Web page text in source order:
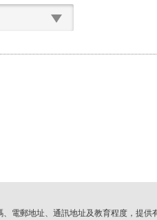
電郵地址、通訊地址及教育程度，提供